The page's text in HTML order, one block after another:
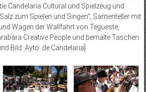
Candelaria Cultural und Spielzeug und
zum Spielen und Singen“, Samenteller mit
Wagen der Wallfahrt von Tegueste,
Creative People und bemalte Taschen
Bild: Ayto. de Candelaria]